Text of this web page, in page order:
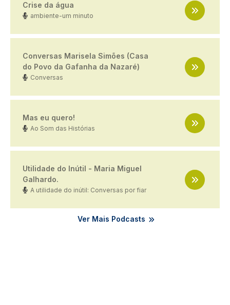
Crise da água
ambiente-um minuto
Conversas Marisela Simões (Casa
do Povo da Gafanha da Nazaré)
Conversas
Mas eu quero!
Ao Som das Histórias
Utilidade do Inútil - Maria Miguel
Galhardo.
A utilidade do inútil: Conversas por fiar
Ver Mais Podcasts